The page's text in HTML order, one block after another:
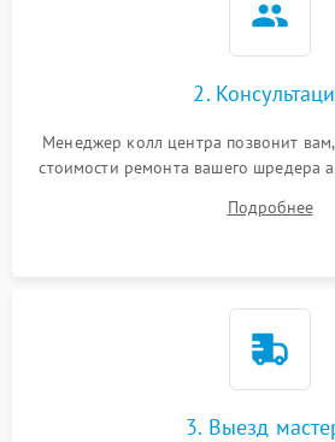
2.
Менеджер колл центра позвонит
стоимости ремонта вашего шредера
Подробнее
3. Выезд